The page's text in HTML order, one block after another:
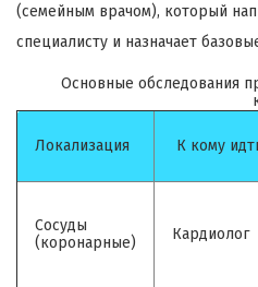
(семейным врачом), который
специалисту и назначает
Основные обследования
Локализация К кому
Сосуды
(коронарные)
Кардиолог